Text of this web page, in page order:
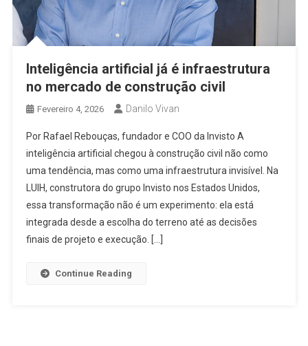
Inteligência artificial já é infraestrutura
no mercado de construção civil
Fevereiro 4, 2026 Danilo Vivan
Por Rafael Rebouças, fundador e COO da Invisto A
inteligência artificial chegou à construção civil não como
uma tendência, mas como uma infraestrutura invisível. Na
LUIH, construtora do grupo Invisto nos Estados Unidos,
essa transformação não é um experimento: ela está
integrada desde a escolha do terreno até as decisões
finais de projeto e execução. […]
Continue Reading